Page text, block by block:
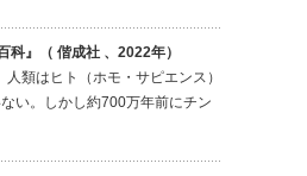
科』（ 偕成社 、2022年）
類はヒト（ホモ・サピエンス）
い。しかし約700万年前にチン